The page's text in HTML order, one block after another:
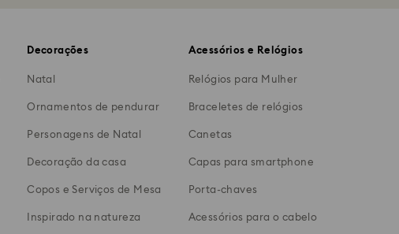
Decorações
Natal
Ornamentos de pendurar
Personagens de Natal
Decoração da casa
Copos e Serviços de Mesa
Inspirado na natureza
Acessórios e Relógios
Relógios para Mulher
Braceletes de relógios
Canetas
Capas para smartphone
Porta-chaves
Acessórios para o cabelo